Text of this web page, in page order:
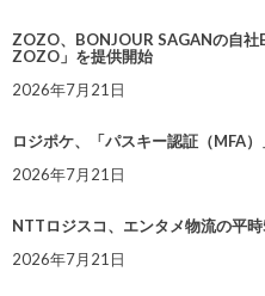
ZOZO、BONJOUR SAGANの自
ZOZO」を提供開始
2026年7月21日
ロジポケ、「パスキー認証（MFA
2026年7月21日
NTTロジスコ、エンタメ物流の平
2026年7月21日